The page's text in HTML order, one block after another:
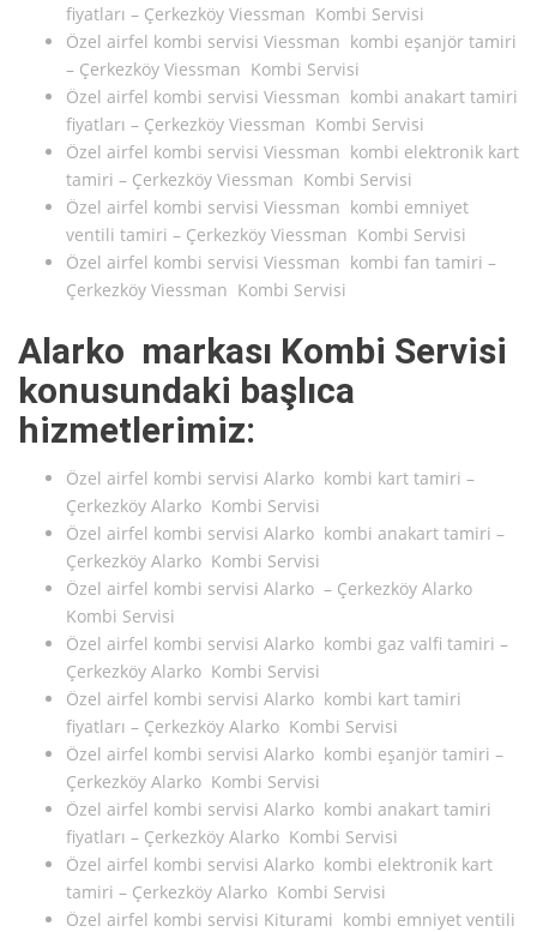
fiyatları – Çerkezköy Viessman Kombi Servisi
Özel airfel kombi servisi Viessman kombi eşanjör tamiri
– Çerkezköy Viessman Kombi Servisi
Özel airfel kombi servisi Viessman kombi anakart tamiri
fiyatları – Çerkezköy Viessman Kombi Servisi
Özel airfel kombi servisi Viessman kombi elektronik kart
tamiri – Çerkezköy Viessman Kombi Servisi
Özel airfel kombi servisi Viessman kombi emniyet
ventili tamiri – Çerkezköy Viessman Kombi Servisi
Özel airfel kombi servisi Viessman kombi fan tamiri –
Çerkezköy Viessman Kombi Servisi
Alarko markası Kombi Servisi
konusundaki başlıca
hizmetlerimiz:
Özel airfel kombi servisi Alarko kombi kart tamiri –
Çerkezköy Alarko Kombi Servisi
Özel airfel kombi servisi Alarko kombi anakart tamiri –
Çerkezköy Alarko Kombi Servisi
Özel airfel kombi servisi Alarko – Çerkezköy Alarko
Kombi Servisi
Özel airfel kombi servisi Alarko kombi gaz valfi tamiri –
Çerkezköy Alarko Kombi Servisi
Özel airfel kombi servisi Alarko kombi kart tamiri
fiyatları – Çerkezköy Alarko Kombi Servisi
Özel airfel kombi servisi Alarko kombi eşanjör tamiri –
Çerkezköy Alarko Kombi Servisi
Özel airfel kombi servisi Alarko kombi anakart tamiri
fiyatları – Çerkezköy Alarko Kombi Servisi
Özel airfel kombi servisi Alarko kombi elektronik kart
tamiri – Çerkezköy Alarko Kombi Servisi
Özel airfel kombi servisi Kiturami kombi emniyet ventili